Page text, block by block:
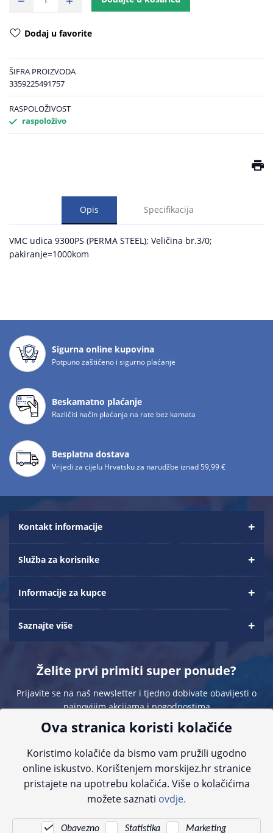
Dodaj u favorite
ŠIFRA PROIZVODA
3359225491757
RASPOLOŽIVOST
raspoloživo
Opis Specifikacija
VMC udica 9300PS (PERMA STEEL); Veličina br.3/0;
pakiranje=1000kom
Sigurna online kupovina
Potpuno zaštićeno i sigurno plaćanje
Beskamatno plaćanje
Različiti način plaćanja na rate bez kamata
Besplatna dostava
Vrijedi za cijelu Hrvatsku za narudžbe iznad 59,99 €
Kontakt informacije
Služba za korisnike
Informacije za kupce
Saznajte više
Želite prvi primiti super ponude?
Prijavite se na naš newsletter i tjedno dobivate obavijesti o
najnovijim akcijama i pogodnostima
Sve navedene cijene sadrže PDV. Pokušavamo osigurati što preciznije
informacije, ali zbog tehnoloških ograničenja ne možemo garantirati potpunu
kontaktirajte nas putem telefona:+385 23 231 761ili e-maila:info@morskijez.hr
Ova stranica koristi kolačiće
Koristimo kolačiće da bismo vam pružili ugodno
online iskustvo. Korištenjem morskijez.hr stranice
pristajete na upotrebu kolačića. Više o kolačićima
možete saznati ovdje.
Obavezno Statistika Marketing